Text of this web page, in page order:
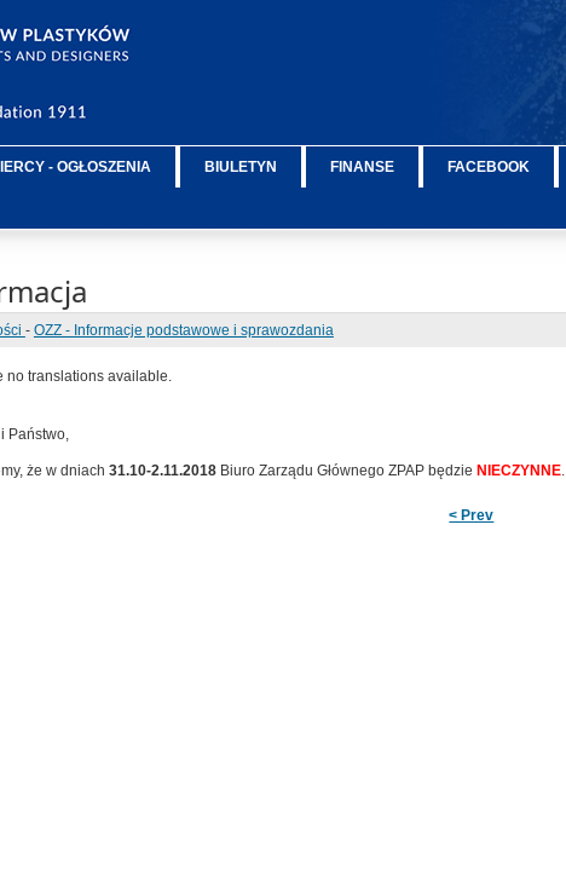
- OGŁOSZENIA BIULETYN FINANSE FACEBOOK
- OZZ - Informacje podstawowe i sprawozdania
no translations available.
Państwo,
że w dniach 31.10-2.11.2018Biuro Zarządu Głównego ZPAP będzie NIECZYNNE.
< Prev